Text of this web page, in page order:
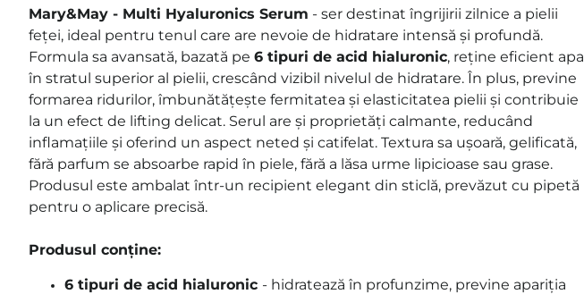
Mary&May - Multi Hyaluronics Serum - ser destinat îngrijirii zilnice a pielii
feței, ideal pentru tenul care are nevoie de hidratare intensă și profundă.
Formula sa avansată, bazată pe 6 tipuri de acid hialuronic, reține eficient apa
în stratul superior al pielii, crescând vizibil nivelul de hidratare. În plus, previne
formarea ridurilor, îmbunătățește fermitatea și elasticitatea pielii și contribuie
la un efect de lifting delicat. Serul are și proprietăți calmante, reducând
inflamațiile și oferind un aspect neted și catifelat. Textura sa ușoară, gelificată,
fără parfum se absoarbe rapid în piele, fără a lăsa urme lipicioase sau grase.
Produsul este ambalat într-un recipient elegant din sticlă, prevăzut cu pipetă
pentru o aplicare precisă.
Produsul conține:
6 tipuri de acid hialuronic - hidratează în profunzime, previne apariția